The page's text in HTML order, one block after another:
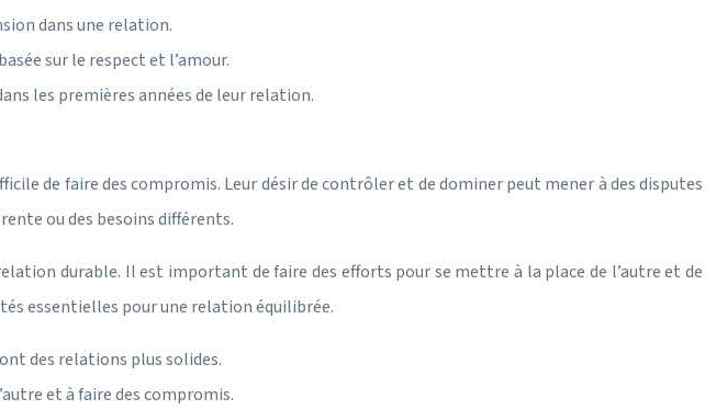
dans une relation.
sur le respect et l’amour.
les premières années de leur relation.
de faire des compromis. Leur désir de contrôler et de dominer peut mener à des disputes
ou des besoins différents.
durable. Il est important de faire des efforts pour se mettre à la place de l’autre et de
essentielles pour une relation équilibrée.
des relations plus solides.
et à faire des compromis.